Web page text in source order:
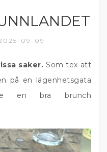
09-09
saker. Som tex att
på en lägenhetsgata
en bra brunch